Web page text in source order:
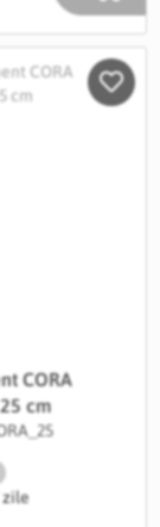
CORA
cm
zile